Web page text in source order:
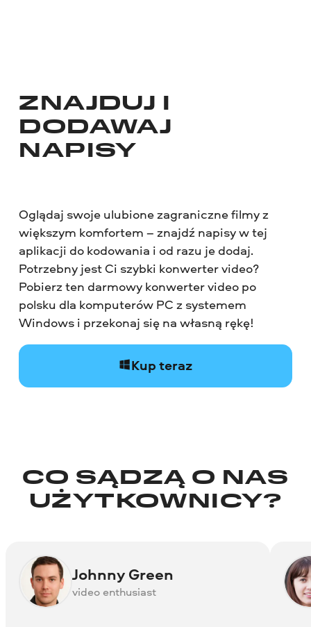
ZNAJDUJ I
DODAWAJ
NAPISY
Oglądaj swoje ulubione zagraniczne filmy z
większym komfortem – znajdź napisy w tej
aplikacji do kodowania i od razu je dodaj.
Potrzebny jest Ci szybki konwerter video?
Pobierz ten darmowy konwerter video po
polsku dla komputerów PC z systemem
Windows i przekonaj się na własną rękę!
Kup teraz
CO SĄDZĄ O NAS
UŻYTKOWNICY?
Johnny Green
video enthusiast